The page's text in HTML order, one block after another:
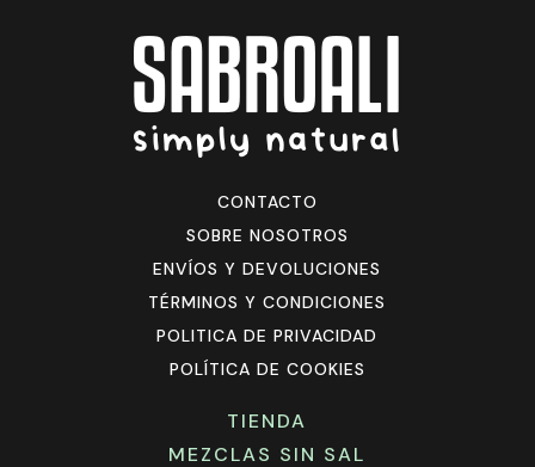
CONTACTO
SOBRE NOSOTROS
ENVÍOS Y DEVOLUCIONES
TÉRMINOS Y CONDICIONES
POLITICA DE PRIVACIDAD
POLÍTICA DE COOKIES
TIENDA
MEZCLAS SIN SAL